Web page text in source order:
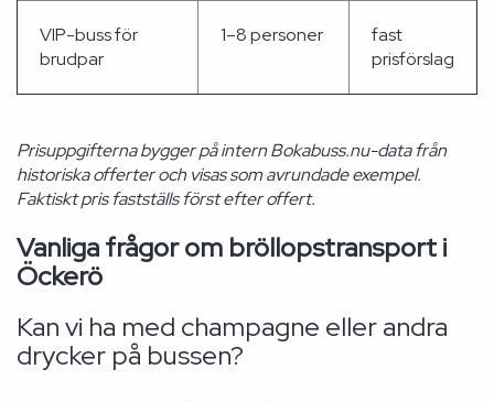
VIP-buss för
brudpar
1–8 personer
fast
prisförslag
Prisuppgifterna bygger på intern Bokabuss.nu-data från
historiska offerter och visas som avrundade exempel.
Faktiskt pris fastställs först efter offert.
Vanliga frågor om bröllopstransport i
Öckerö
Kan vi ha med champagne eller andra
drycker på bussen?